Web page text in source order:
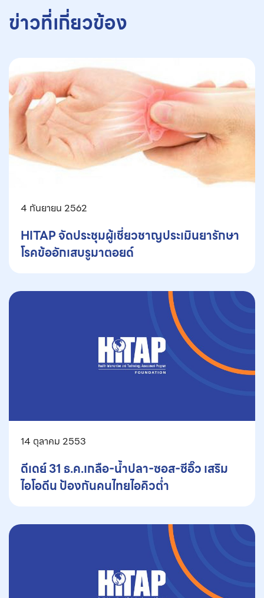
ข่าวที่เกี่ยวข้อง
4 กันยายน 2562
HITAP จัดประชุมผู้เชี่ยวชาญประเมินยารักษา
โรคข้ออักเสบรูมาตอยด์
14 ตุลาคม 2553
ดีเดย์ 31 ธ.ค.เกลือ-น้ำปลา-ซอส-ซีอิ๊ว เสริม
ไอโอดีน ป้องกันคนไทยไอคิวต่ำ